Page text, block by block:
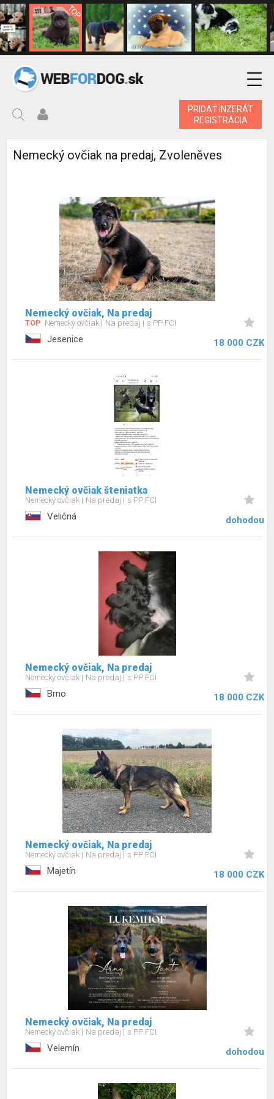
PRIDAŤ INZERÁT
REGISTRÁCIA
Nemecký ovčiak na predaj, Zvoleněves
Nemecký ovčiak, Na predaj
TOP Nemecký ovčiak Na predaj s PP FCI
Jesenice 18 000 CZK
Nemecký ovčiak šteniatka
Nemecký ovčiak Na predaj s PP FCI
Veličná dohodou
Nemecký ovčiak, Na predaj
Nemecký ovčiak Na predaj s PP FCI
Brno 18 000 CZK
Nemecký ovčiak, Na predaj
Nemecký ovčiak Na predaj s PP FCI
Majetín 18 000 CZK
Nemecký ovčiak, Na predaj
Nemecký ovčiak Na predaj s PP FCI
Velemín dohodou